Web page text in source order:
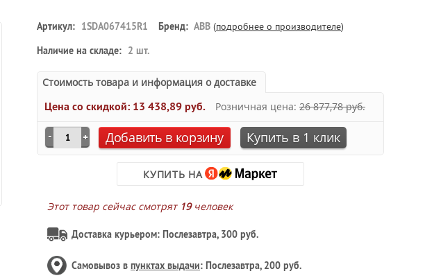
Артикул: 1SDA067415R1 Бренд: ABB (подробнее о производителе)
Наличие на складе: 2 шт.
Стоимость товара и информация о доставке
Цена со скидкой: 13 438,89 руб. Розничная цена: 26 877,78 руб.
Добавить в корзину Купить в 1 клик
КУПИТЬ НА
Этот товар сейчас смотрят 19человек
Доставка курьером: Послезавтра, 300 руб.
Самовывоз в пунктах выдачи: Послезавтра, 200 руб.